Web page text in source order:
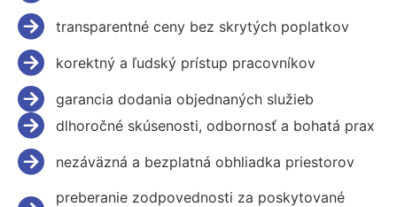
transparentné ceny bez skrytých poplatkov
korektný a ľudský prístup pracovníkov
garancia dodania objednaných služieb
dlhoročné skúsenosti, odbornosť a bohatá prax
nezáväzná a bezplatná obhliadka priestorov
preberanie zodpovednosti za poskytované